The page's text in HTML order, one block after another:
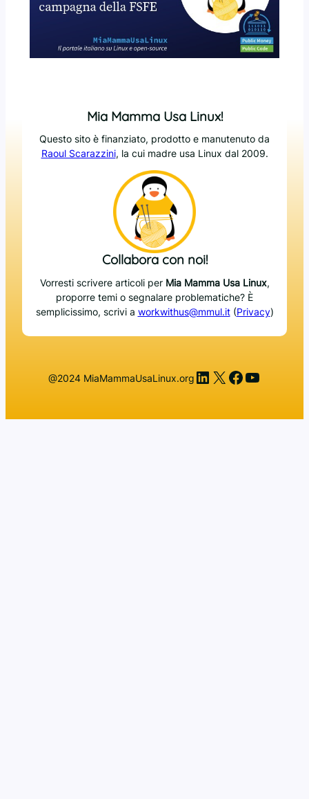
Mia Mamma Usa Linux!
Questo sito è finanziato, prodotto e manutenuto da
Raoul Scarazzini, la cui madre usa Linux dal 2009.
Collabora con noi!
Vorresti scrivere articoli per Mia Mamma Usa Linux,
proporre temi o segnalare problematiche? È
semplicissimo, scrivi a workwithus@mmul.it(Privacy)
@2024 MiaMammaUsaLinux.org LinkedIn
X Facebook